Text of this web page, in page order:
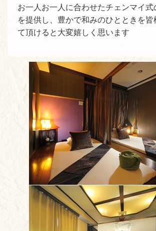
お一人お一人に合わせたチェンマイ
を提供し、豊かで和みのひとときを
て頂けると大変嬉しく思います